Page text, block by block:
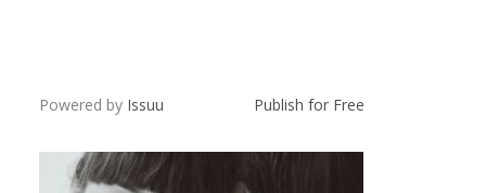
Powered by Issuu Publish for Free